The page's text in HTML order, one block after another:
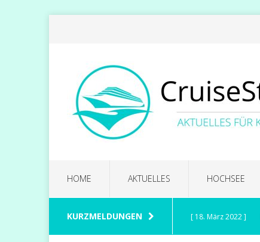
HOME AKTUELLES HOCHSEE
KURZMELDUNGEN [ 18. März 2022 ]